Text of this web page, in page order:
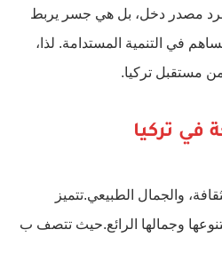
مصدر دخل، بل هي جسر يربط
في التنمية المستدامة. لذا،
مستقبل تركيا.
في تركيا
والجمال الطبيعي.تتميز
وجمالها الرائع.حيث تتصف ب